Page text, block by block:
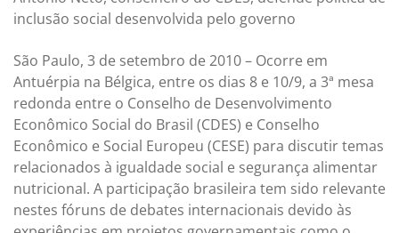
inclusão social desenvolvida pelo governo
São Paulo, 3 de setembro de 2010 – Ocorre em
Antuérpia na Bélgica, entre os dias 8 e 10/9, a 3ª mesa
redonda entre o Conselho de Desenvolvimento
Econômico Social do Brasil (CDES) e Conselho
Econômico e Social Europeu (CESE) para discutir temas
relacionados à igualdade social e segurança alimentar
nutricional. A participação brasileira tem sido relevante
nestes fóruns de debates internacionais devido às